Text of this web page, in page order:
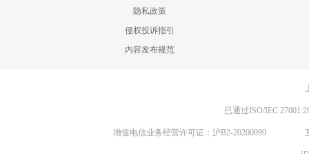
隐私政策
侵权投诉指引
内容发布规范
已通过ISO/IEC
增值电信业务经营许可证：沪B2-20200099